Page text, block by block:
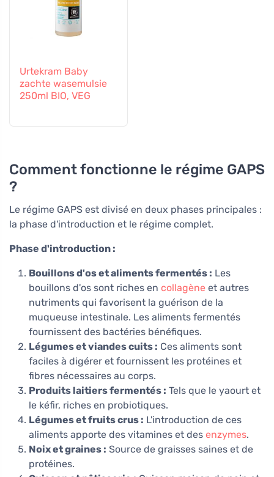
Urtekram Baby
zachte wasemulsie
250ml BIO, VEG
Comment fonctionne le régime GAPS
?
Le régime GAPS est divisé en deux phases principales :
la phase d'introduction et le régime complet.
Phase d'introduction :
Bouillons d'os et aliments fermentés : Les
bouillons d'os sont riches en collagène et autres
nutriments qui favorisent la guérison de la
muqueuse intestinale. Les aliments fermentés
fournissent des bactéries bénéfiques.
Légumes et viandes cuits : Ces aliments sont
faciles à digérer et fournissent les protéines et
fibres nécessaires au corps.
Produits laitiers fermentés : Tels que le yaourt et
le kéfir, riches en probiotiques.
Légumes et fruits crus : L'introduction de ces
aliments apporte des vitamines et des enzymes.
Noix et graines : Source de graisses saines et de
protéines.